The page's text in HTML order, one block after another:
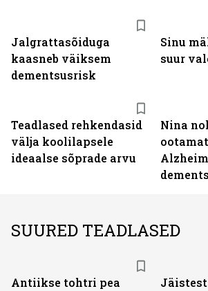
Jalgrattasõiduga
kaasneb väiksem
dementsusrisk
Sinu
suur
Teadlased rehkendasid
välja koolilapsele
ideaalse sõprade arvu
Nina
SUURED TEADLASED
Antiikse tohtri pea